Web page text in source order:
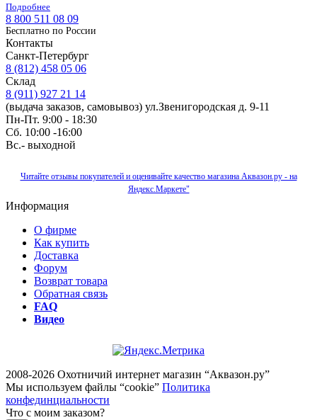
Подробнее
8 800 511 08 09
Бесплатно по Роcсии
Контакты
Санкт-Петербург
8 (812) 458 05 06
Склад
8 (911) 927 21 14
(выдача заказов, самовывоз) ул.Звенигородская д. 9-11
Пн-Пт. 9:00 - 18:30
Сб. 10:00 -16:00
Вс.- выходной
Читайте отзывы покупателей и оценивайте качество магазина Аквазон.ру - на
Яндекс.Маркете"
Информация
О фирме
Как купить
Доставка
Форум
Возврат товара
Обратная связь
FAQ
Видео
2008-2026 Охотничий интернет магазин “Аквазон.ру”
Мы используем файлы “cookie” Политика
конфединциальности
Что с моим заказом?